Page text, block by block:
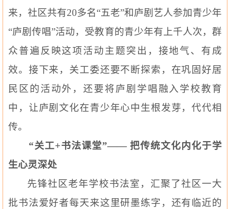
来，社区共有20多名“五老”和庐剧艺人参加青少年
“庐剧传唱”活动，受教育的青少年有上千人次，群
众普遍反映这项活动主题突出，接地气、有成
效。接下来，关工委还要不断探索，在巩固好居
民区的活动外，还要将庐剧学唱融入学校教育
中，让庐剧文化在青少年心中生根发芽，代代相
传。
“关工+书法课堂”—— 把传统文化内化于学
生心灵深处
先锋社区老年学校书法室，汇聚了社区一大
批书法爱好者每天来这里研墨练字，还有临近的